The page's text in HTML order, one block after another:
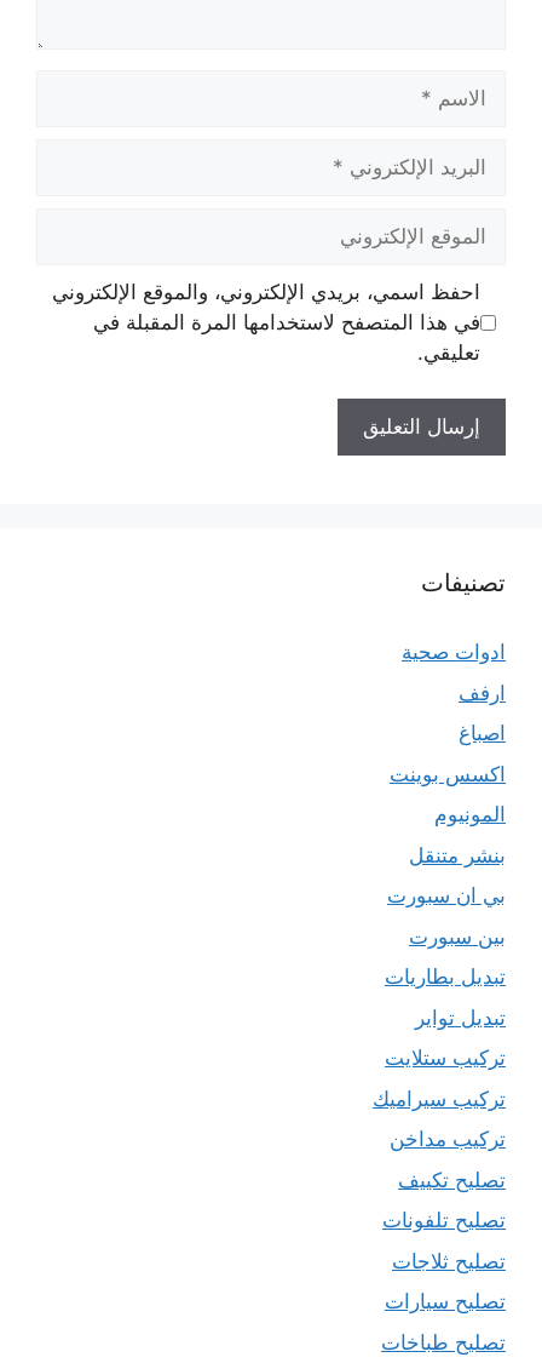
الإلكتروني
الإلكتروني
احفظ اسمي، بريدي الإلكتروني، والموقع الإلكتروني
في هذا المتصفح لاستخدامها المرة المقبلة في
تعليقي.
تصنيفات
ادوات صحية
ارفف
اصباغ
اكسس بوينت
المونيوم
بنشر متنقل
بي ان سبورت
بين سبورت
تبديل بطاريات
تبديل تواير
تركيب ستلايت
تركيب سيراميك
تركيب مداخن
تصليح تكييف
تصليح تلفونات
تصليح ثلاجات
تصليح سيارات
تصليح طباخات